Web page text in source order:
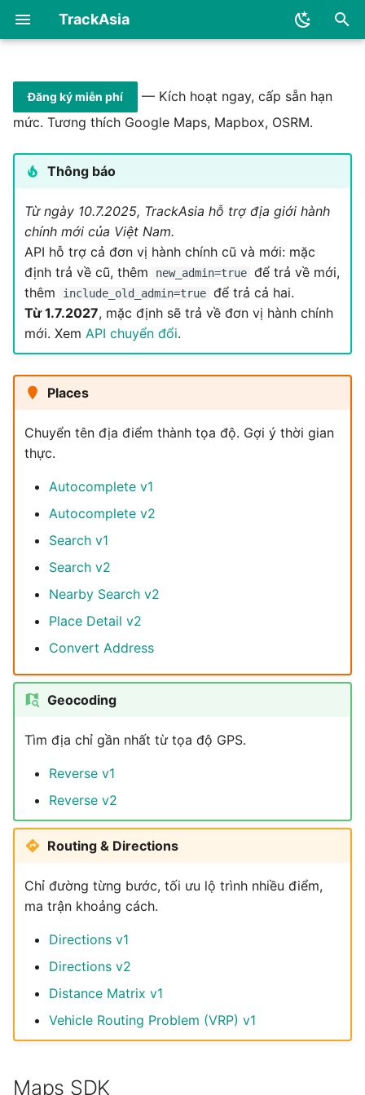
TrackAsia
n
i
g
Maps SDK
Đăng ký miễn phí
— Kích hoạt ngay, cấp sẵn hạn
mức. Tương thích Google Maps, Mapbox, OSRM.
Thông báo
Từ ngày 10.7.2025, TrackAsia hỗ trợ địa giới hành
chính mới của Việt Nam.
API hỗ trợ cả đơn vị hành chính cũ và mới: mặc
định trả về cũ, thêm
new_admin=true để trả về mới,
thêm
include_old_admin=true để trả cả hai.
Từ 1.7.2027, mặc định sẽ trả về đơn vị hành chính
mới. Xem API chuyển đổi.
Places
Chuyển tên địa điểm thành tọa độ. Gợi ý thời gian
thực.
Autocomplete v1
Autocomplete v2
Search v1
Search v2
Nearby Search v2
Place Detail v2
Convert Address
Geocoding
Tìm địa chỉ gần nhất từ tọa độ GPS.
Reverse v1
Reverse v2
Routing & Directions
Chỉ đường từng bước, tối ưu lộ trình nhiều điểm,
ma trận khoảng cách.
Directions v1
Directions v2
Distance Matrix v1
Vehicle Routing Problem (VRP) v1
Maps SDK